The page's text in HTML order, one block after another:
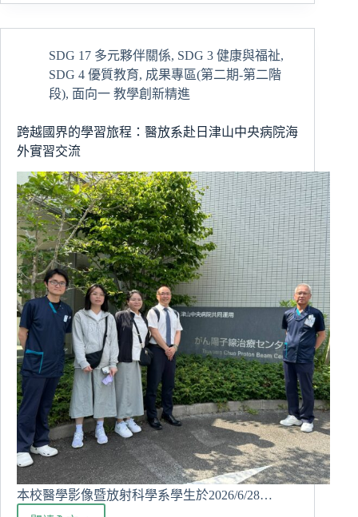
攜
手
濱
鄉
從
地
到
創
新
加
值
共
創
永
續
發
展
SDG 17 多元夥伴關係, SDG 3 健康與福祉,
SDG 4 優質教育, 成果專區(第二期-第二階
段), 面向一 教學創新精進
跨越國界的學習旅程：醫放系赴日津山中央病院海
外實習交流
本校醫學影像暨放射科學系學生於2026/6/28…